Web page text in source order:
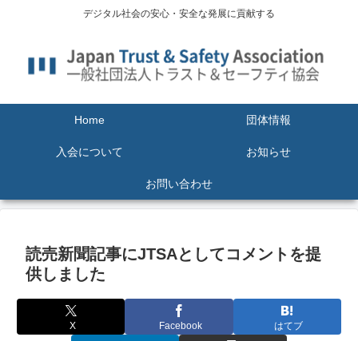
デジタル社会の安心・安全な発展に貢献する
Home 団体情報
入会について お知らせ
お問い合わせ
読売新聞記事にJTSAとしてコメントを提
供しました
X Facebook はてブ